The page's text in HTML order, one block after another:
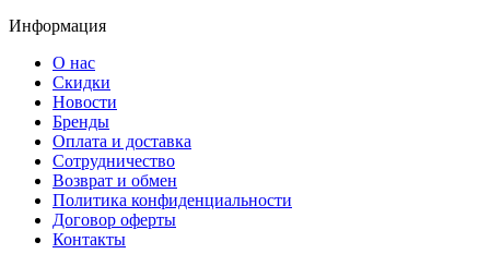
Информация
О нас
Скидки
Новости
Бренды
Оплата и доставка
Сотрудничество
Возврат и обмен
Политика конфиденциальности
Договор оферты
Контакты